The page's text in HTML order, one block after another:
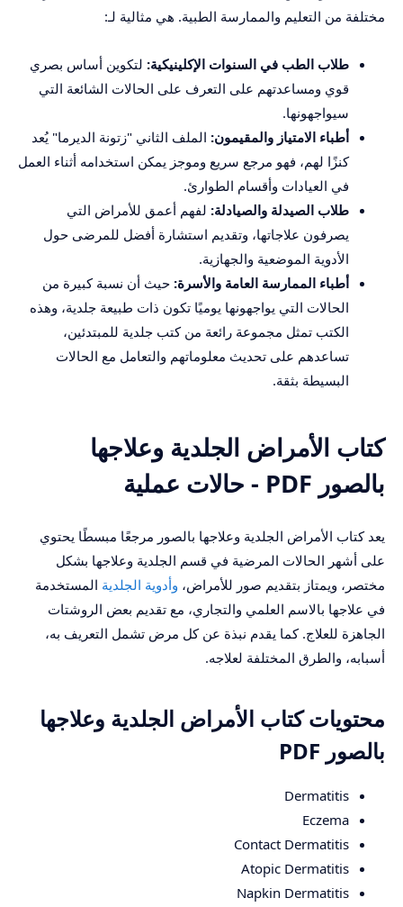
مختلفة من التعليم والممارسة الطبية. هي مثالية لـ:
طلاب الطب في السنوات الإكلينيكية: لتكوين أساس بصري
قوي ومساعدتهم على التعرف على الحالات الشائعة التي
سيواجهونها.
أطباء الامتياز والمقيمون: الملف الثاني "زتونة الديرما" يُعد
كنزًا لهم، فهو مرجع سريع وموجز يمكن استخدامه أثناء العمل
في العيادات وأقسام الطوارئ.
طلاب الصيدلة والصيادلة: لفهم أعمق للأمراض التي
يصرفون علاجاتها، وتقديم استشارة أفضل للمرضى حول
الأدوية الموضعية والجهازية.
أطباء الممارسة العامة والأسرة: حيث أن نسبة كبيرة من
الحالات التي يواجهونها يوميًا تكون ذات طبيعة جلدية، وهذه
الكتب تمثل مجموعة رائعة من كتب جلدية للمبتدئين،
تساعدهم على تحديث معلوماتهم والتعامل مع الحالات
البسيطة بثقة.
كتاب الأمراض الجلدية وعلاجها
بالصور PDF - حالات عملية
يعد كتاب الأمراض الجلدية وعلاجها بالصور مرجعًا مبسطًا يحتوي
على أشهر الحالات المرضية في قسم الجلدية وعلاجها بشكل
مختصر، ويمتاز بتقديم صور للأمراض، وأدوية الجلدية المستخدمة
في علاجها بالاسم العلمي والتجاري، مع تقديم بعض الروشتات
الجاهزة للعلاج. كما يقدم نبذة عن كل مرض تشمل التعريف به،
أسبابه، والطرق المختلفة لعلاجه.
محتويات كتاب الأمراض الجلدية وعلاجها
بالصور PDF
Dermatitis
Eczema
Contact Dermatitis
Atopic Dermatitis
Napkin Dermatitis